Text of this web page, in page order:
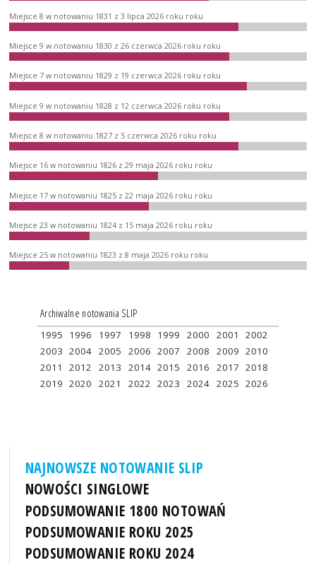
Miejsce 8 w notowaniu 1831 z 3 lipca 2026 roku roku
Miejsce 9 w notowaniu 1830 z 26 czerwca 2026 roku roku
Miejsce 7 w notowaniu 1829 z 19 czerwca 2026 roku roku
Miejsce 9 w notowaniu 1828 z 12 czerwca 2026 roku roku
Miejsce 8 w notowaniu 1827 z 5 czerwca 2026 roku roku
Miejsce 16 w notowaniu 1826 z 29 maja 2026 roku roku
Miejsce 17 w notowaniu 1825 z 22 maja 2026 roku roku
Miejsce 23 w notowaniu 1824 z 15 maja 2026 roku roku
Miejsce 25 w notowaniu 1823 z 8 maja 2026 roku roku
Archiwalne notowania SLIP
1995 1996 1997 1998 1999 2000 2001
2002
2003 2004 2005 2006 2007 2008 2009 2010
2011
2012 2013 2014 2015 2016 2017 2018
2019 2020 2021 2022 2023 2024 2025 2026
NAJNOWSZE NOTOWANIE SLIP
NOWOŚCI SINGLOWE
PODSUMOWANIE 1800 NOTOWAŃ
PODSUMOWANIE ROKU 2025
PODSUMOWANIE ROKU 2024